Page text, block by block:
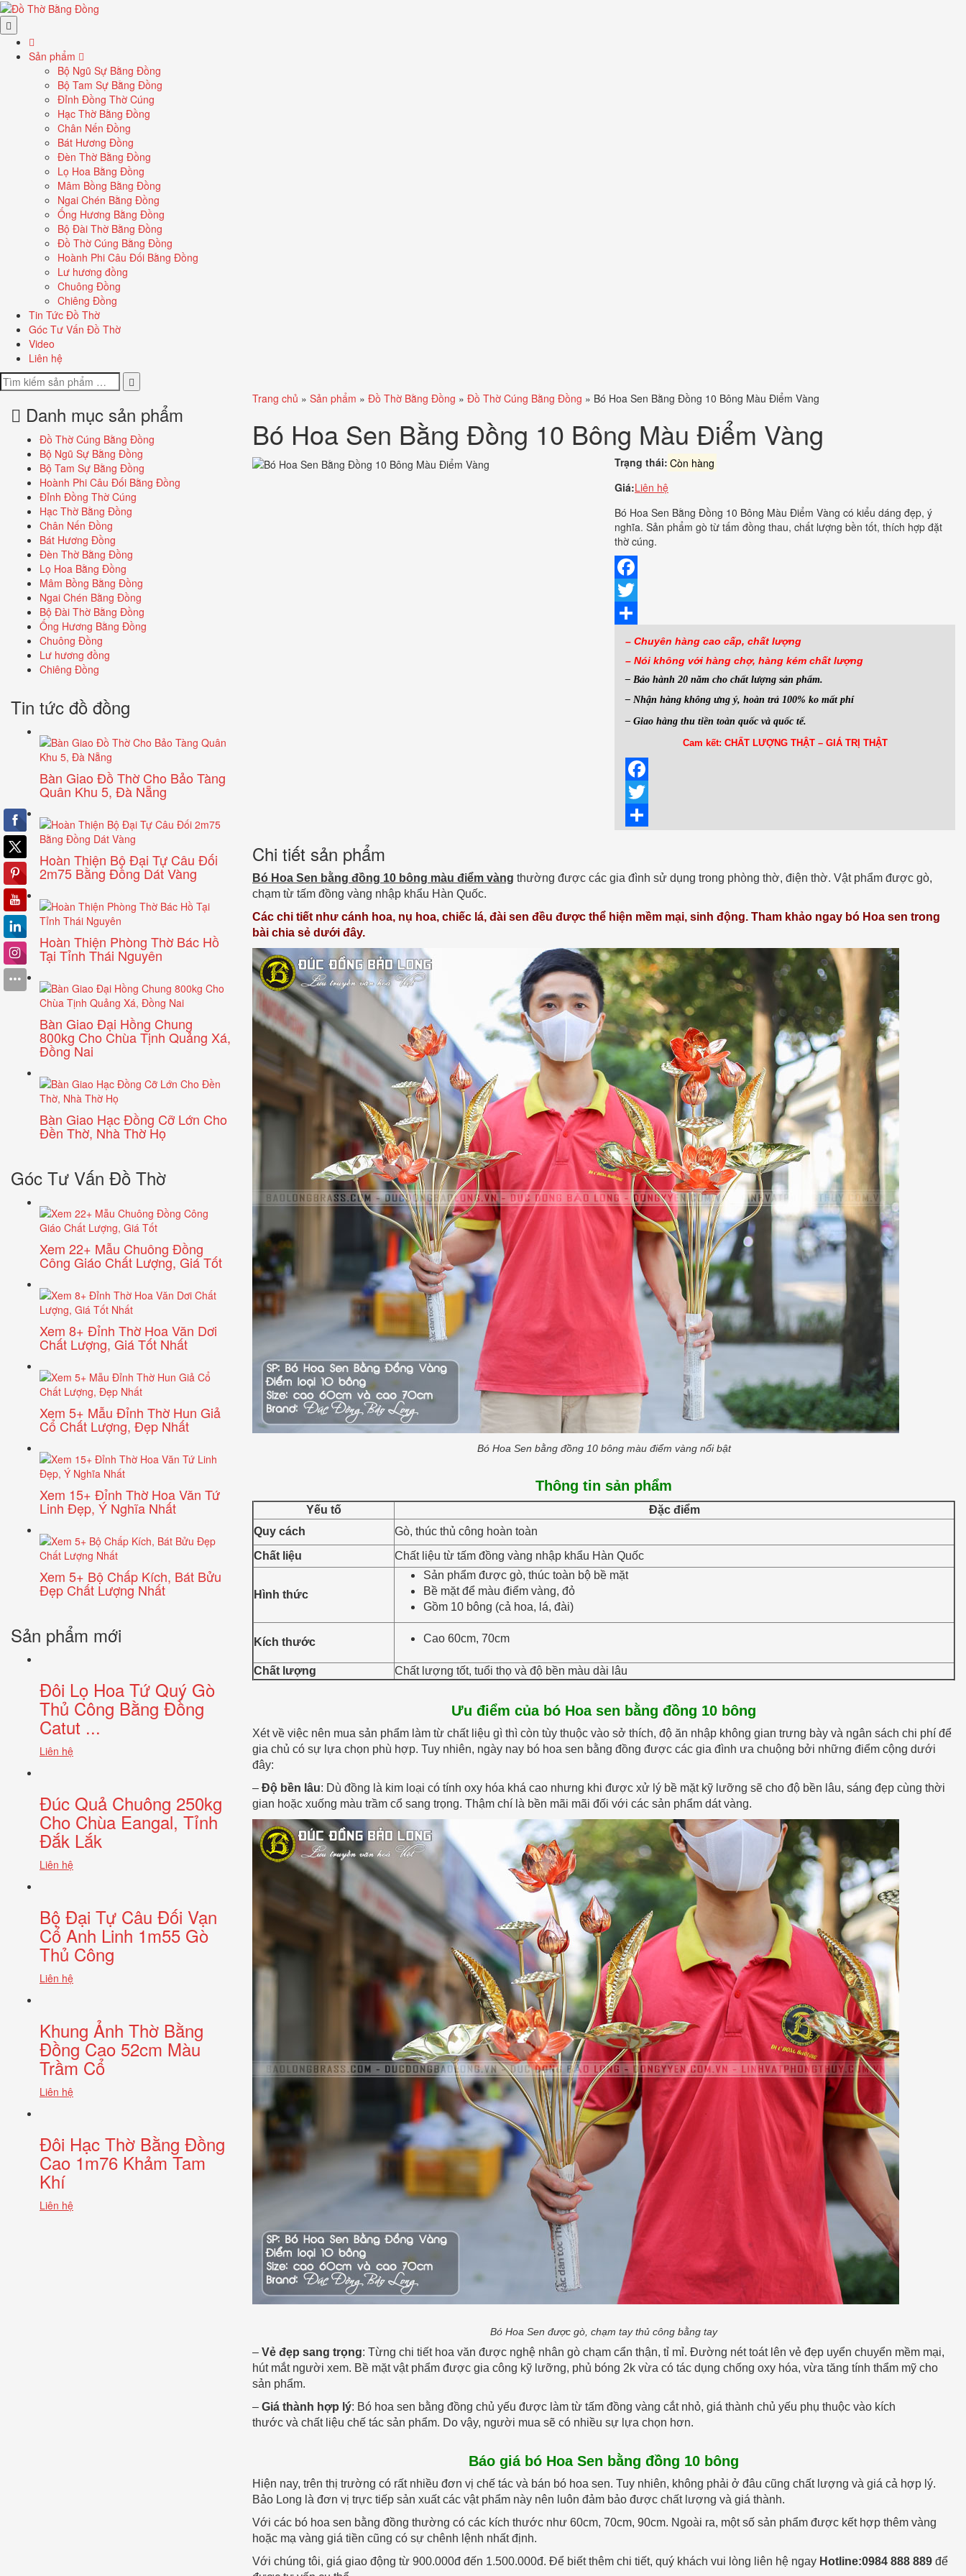
Sản phẩm
Bộ Ngũ Sự Bằng Đồng
Bộ Tam Sự Bằng Đồng
Đỉnh Đồng Thờ Cúng
Hạc Thờ Bằng Đồng
Chân Nến Đồng
Bát Hương Đồng
Đèn Thờ Bằng Đồng
Lọ Hoa Bằng Đồng
Mâm Bồng Bằng Đồng
Ngai Chén Bằng Đồng
Ống Hương Bằng Đồng
Bộ Đài Thờ Bằng Đồng
Đồ Thờ Cúng Bằng Đồng
Hoành Phi Câu Đối Bằng Đồng
Lư hương đồng
Chuông Đồng
Chiêng Đồng
Tin Tức Đồ Thờ
Góc Tư Vấn Đồ Thờ
Video
Liên hệ
Trang chủ » Sản phẩm » Đồ Thờ Bằng Đồng » Đồ Thờ Cúng Bằng Đồng » Bó Hoa Sen Bằng Đồng 10 Bông Màu Điểm Vàng
Bó Hoa Sen Bằng Đồng 10 Bông Màu Điểm Vàng
Trạng thái: Còn hàng
Giá:Liên hệ
Bó Hoa Sen Bằng Đồng 10 Bông Màu Điểm Vàng có kiểu dáng đẹp, ý
nghĩa. Sản phẩm gò từ tấm đồng thau, chất lượng bền tốt, thích hợp đặt
thờ cúng.
Facebook
Twitter
Share
– Chuyên hàng cao cấp, chất lượng
– Nói không với hàng chợ, hàng kém chất lượng
– Bảo hành 20 năm cho chất lượng sản phẩm.
– Nhận hàng không ưng ý, hoàn trả 100% ko mất phí
– Giao hàng thu tiền toàn quốc và quốc tế.
Cam kết: CHẤT LƯỢNG THẬT – GIÁ TRỊ THẬT
Facebook
Twitter
Chi tiết sản phẩm
Bó Hoa Sen bằng đồng 10 bông màu điểm vàng thường được các gia đình sử dụng trong phòng thờ, điện thờ. Vật phẩm được gò,
chạm từ tấm đồng vàng nhập khẩu Hàn Quốc.
Các chi tiết như cánh hoa, nụ hoa, chiếc lá, đài sen đều được thể hiện mềm mại, sinh động. Tham khảo ngay bó Hoa sen trong
bài chia sẻ dưới đây.
Bó Hoa Sen bằng đồng 10 bông màu điểm vàng nổi bật
Thông tin sản phẩm
Yếu tố
Đặc điểm
Quy cách
Gò, thúc thủ công hoàn toàn
Chất liệu
Chất liệu từ tấm đồng vàng nhập khẩu Hàn Quốc
Hình thức
Sản phẩm được gò, thúc toàn bộ bề mặt
Bề mặt để màu điểm vàng, đỏ
Gồm 10 bông (cả hoa, lá, đài)
Kích thước Cao 60cm, 70cm
Chất lượng Chất lượng tốt, tuổi thọ và độ bền màu dài lâu
Ưu điểm của bó Hoa sen bằng đồng 10 bông
Xét về việc nên mua sản phẩm làm từ chất liệu gì thì còn tùy thuộc vào sở thích, độ ăn nhập không gian trưng bày và ngân sách chi phí để
gia chủ có sự lựa chọn phù hợp. Tuy nhiên, ngày nay bó hoa sen bằng đồng được các gia đình ưa chuộng bởi những điểm cộng dưới
đây:
– Độ bền lâu: Dù đồng là kim loại có tính oxy hóa khá cao nhưng khi được xử lý bề mặt kỹ lưỡng sẽ cho độ bền lâu, sáng đẹp cùng thời
gian hoặc xuống màu trầm cổ sang trọng. Thậm chí là bền mãi mãi đối với các sản phẩm dát vàng.
Bó Hoa Sen được gò, chạm tay thủ công bằng tay
– Vẻ đẹp sang trọng: Từng chi tiết hoa văn được nghệ nhân gò chạm cẩn thận, tỉ mỉ. Đường nét toát lên vẻ đẹp uyển chuyển mềm mại,
hút mắt người xem. Bề mặt vật phẩm được gia công kỹ lưỡng, phủ bóng 2k vừa có tác dụng chống oxy hóa, vừa tăng tính thẩm mỹ cho
sản phẩm.
– Giá thành hợp lý: Bó hoa sen bằng đồng chủ yếu được làm từ tấm đồng vàng cắt nhỏ, giá thành chủ yếu phụ thuộc vào kích
thước và chất liệu chế tác sản phẩm. Do vậy, người mua sẽ có nhiều sự lựa chọn hơn.
Báo giá bó Hoa Sen bằng đồng 10 bông
Hiện nay, trên thị trường có rất nhiều đơn vị chế tác và bán bó hoa sen. Tuy nhiên, không phải ở đâu cũng chất lượng và giá cả hợp lý.
Bảo Long là đơn vị trực tiếp sản xuất các vật phẩm này nên luôn đảm bảo được chất lượng và giá thành.
Với các bó hoa sen bằng đồng thường có các kích thước như 60cm, 70cm, 90cm. Ngoài ra, một số sản phẩm được kết hợp thêm vàng
hoặc mạ vàng giá tiền cũng có sự chênh lệnh nhất định.
Với chúng tôi, giá giao động từ 900.000đ đến 1.500.000đ. Để biết thêm chi tiết, quý khách vui lòng liên hệ ngay Hotline:0984 888 889 để
Danh mục sản phẩm
Đồ Thờ Cúng Bằng Đồng
Bộ Ngũ Sự Bằng Đồng
Bộ Tam Sự Bằng Đồng
Hoành Phi Câu Đối Bằng Đồng
Đỉnh Đồng Thờ Cúng
Hạc Thờ Bằng Đồng
Chân Nến Đồng
Bát Hương Đồng
Đèn Thờ Bằng Đồng
Lọ Hoa Bằng Đồng
Mâm Bồng Bằng Đồng
Ngai Chén Bằng Đồng
Bộ Đài Thờ Bằng Đồng
Ống Hương Bằng Đồng
Chuông Đồng
Lư hương đồng
Chiêng Đồng
Tin tức đồ đồng
Bàn Giao Đồ Thờ Cho Bảo Tàng
Quân Khu 5, Đà Nẵng
Hoàn Thiện Bộ Đại Tự Câu Đối
2m75 Bằng Đồng Dát Vàng
Hoàn Thiện Phòng Thờ Bác Hồ
Tại Tỉnh Thái Nguyên
Bàn Giao Đại Hồng Chung
800kg Cho Chùa Tịnh Quảng Xá,
Đồng Nai
Bàn Giao Hạc Đồng Cỡ Lớn Cho
Đền Thờ, Nhà Thờ Họ
Góc Tư Vấn Đồ Thờ
Xem 22+ Mẫu Chuông Đồng
Công Giáo Chất Lượng, Giá Tốt
Xem 8+ Đỉnh Thờ Hoa Văn Dơi
Chất Lượng, Giá Tốt Nhất
Xem 5+ Mẫu Đỉnh Thờ Hun Giả
Cổ Chất Lượng, Đẹp Nhất
Xem 15+ Đỉnh Thờ Hoa Văn Tứ
Linh Đẹp, Ý Nghĩa Nhất
Xem 5+ Bộ Chấp Kích, Bát Bửu
Đẹp Chất Lượng Nhất
Sản phẩm mới
Đôi Lọ Hoa Tứ Quý Gò
Thủ Công Bằng Đồng
Catut ...
Liên hệ
Đúc Quả Chuông 250kg
Cho Chùa Eangal, Tỉnh
Đắk Lắk
Liên hệ
Bộ Đại Tự Câu Đối Vạn
Cổ Anh Linh 1m55 Gò
Thủ Công
Liên hệ
Khung Ảnh Thờ Bằng
Đồng Cao 52cm Màu
Trầm Cổ
Liên hệ
Đôi Hạc Thờ Bằng Đồng
Cao 1m76 Khảm Tam
Khí
Liên hệ